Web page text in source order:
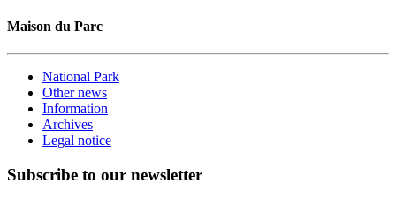
Maison du Parc
National Park
Other news
Information
Archives
Legal notice
Subscribe to our newsletter